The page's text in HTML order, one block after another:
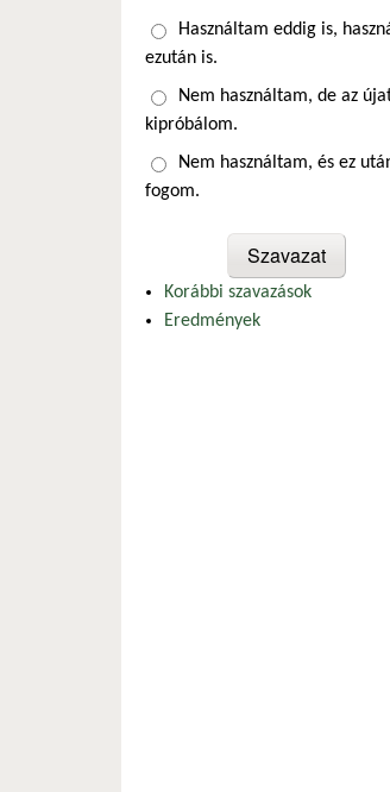
Választások
Használtam eddig is,
ezután is.
Nem használtam, de az
kipróbálom.
Nem használtam, és ez
fogom.
Korábbi szavazások
Eredmények